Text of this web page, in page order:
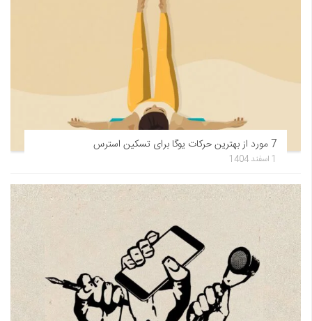
7 مورد از بهترین حرکات یوگا برای تسکین استرس
1 اسفند 1404